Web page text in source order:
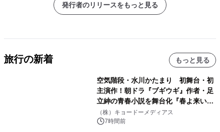
発行者のリリースをもっと見る
旅行の新着 もっと見る
空気階段・水川かたまり 初舞台・初
主演作！朝ドラ『ブギウギ』作者・足
立紳の青春小説を舞台化『春よ来い、
マジで来い』キービジュアル解禁！
（株）キョードーメディアス
7時間前